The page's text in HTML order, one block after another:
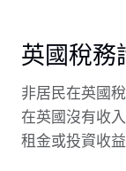
英國稅務
非居民在英國
在英國沒有收
租金或投資收